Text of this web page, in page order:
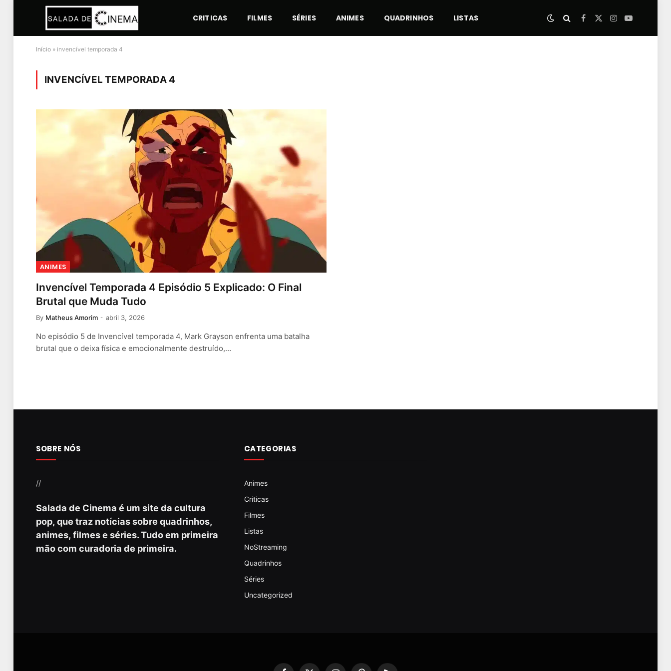
CRITICAS FILMES SÉRIES ANIMES QUADRINHOS LISTAS Facebook
X
Instagram
YouTube
Início » invencível temporada 4
INVENCÍVEL TEMPORADA 4
ANIMES
Invencível Temporada 4 Episódio 5 Explicado: O Final
Brutal que Muda Tudo
By Matheus Amorim abril 3, 2026
No episódio 5 de Invencível temporada 4, Mark Grayson enfrenta uma batalha
brutal que o deixa física e emocionalmente destruído,…
SOBRE NÓS
//
Salada de Cinema é um site da cultura
pop, que traz notícias sobre quadrinhos,
animes, filmes e séries. Tudo em primeira
mão com curadoria de primeira.
CATEGORIAS
Animes
Criticas
Filmes
Listas
NoStreaming
Quadrinhos
Séries
Uncategorized